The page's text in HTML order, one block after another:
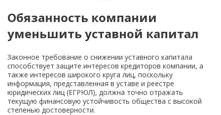
Обязанность компании
уменьшить уставной капитал
Законное требование о снижении уставного капитала
способствует защите интересов кредиторов компании, а
также интересов широкого круга лиц, поскольку
информация, представленная в уставе и реестре
юридических лиц (ЕГРЮЛ), должна точно отражать
текущую финансовую устойчивость общества с высокой
степенью достоверности.